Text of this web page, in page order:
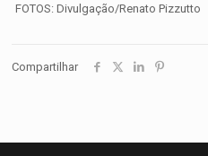
FOTOS: Divulgação/Renato Pizzutto
Compartilhar